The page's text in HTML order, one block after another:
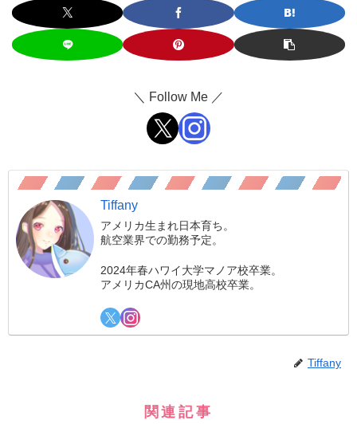
＼ Follow Me ／
Tiffany
アメリカ生まれ日本育ち。
航空業界での勤務予定。
2024年春ハワイ大学マノア校卒業。
アメリカCA州の現地高校卒業。
Tiffany
関連記事